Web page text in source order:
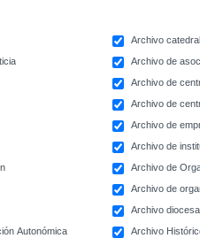
Archivo
Archivo de
Archivo de
Archivo de
Archivo de
Archivo de
Archivo de
Archivo de
Archivo
Autonómica
Archivo